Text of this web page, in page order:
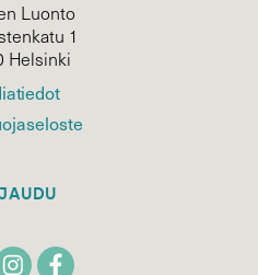
Luonto
1
Helsinki